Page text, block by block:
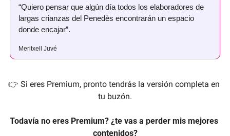
“Quiero pensar que algún día todos los elaboradores de
largas crianzas del Penedès encontrarán un espacio
donde encajar”.
Meritxell Juvé
👉 Si eres Premium, pronto tendrás la versión completa en
tu buzón.
Todavía no eres Premium? ¿te vas a perder mis mejores
contenidos?